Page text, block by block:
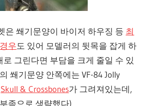
은 쐐기문양이 바이저 하우징 등 최
우도 있어 모델러의 뒷목을 잡게 하
로 그린다면 부담을 크게 줄일 수 있
쐐기문양 안쪽에는 VF-84 Jolly
Skull & Crossbones가 그려져있는데,
족으로 생략했다)